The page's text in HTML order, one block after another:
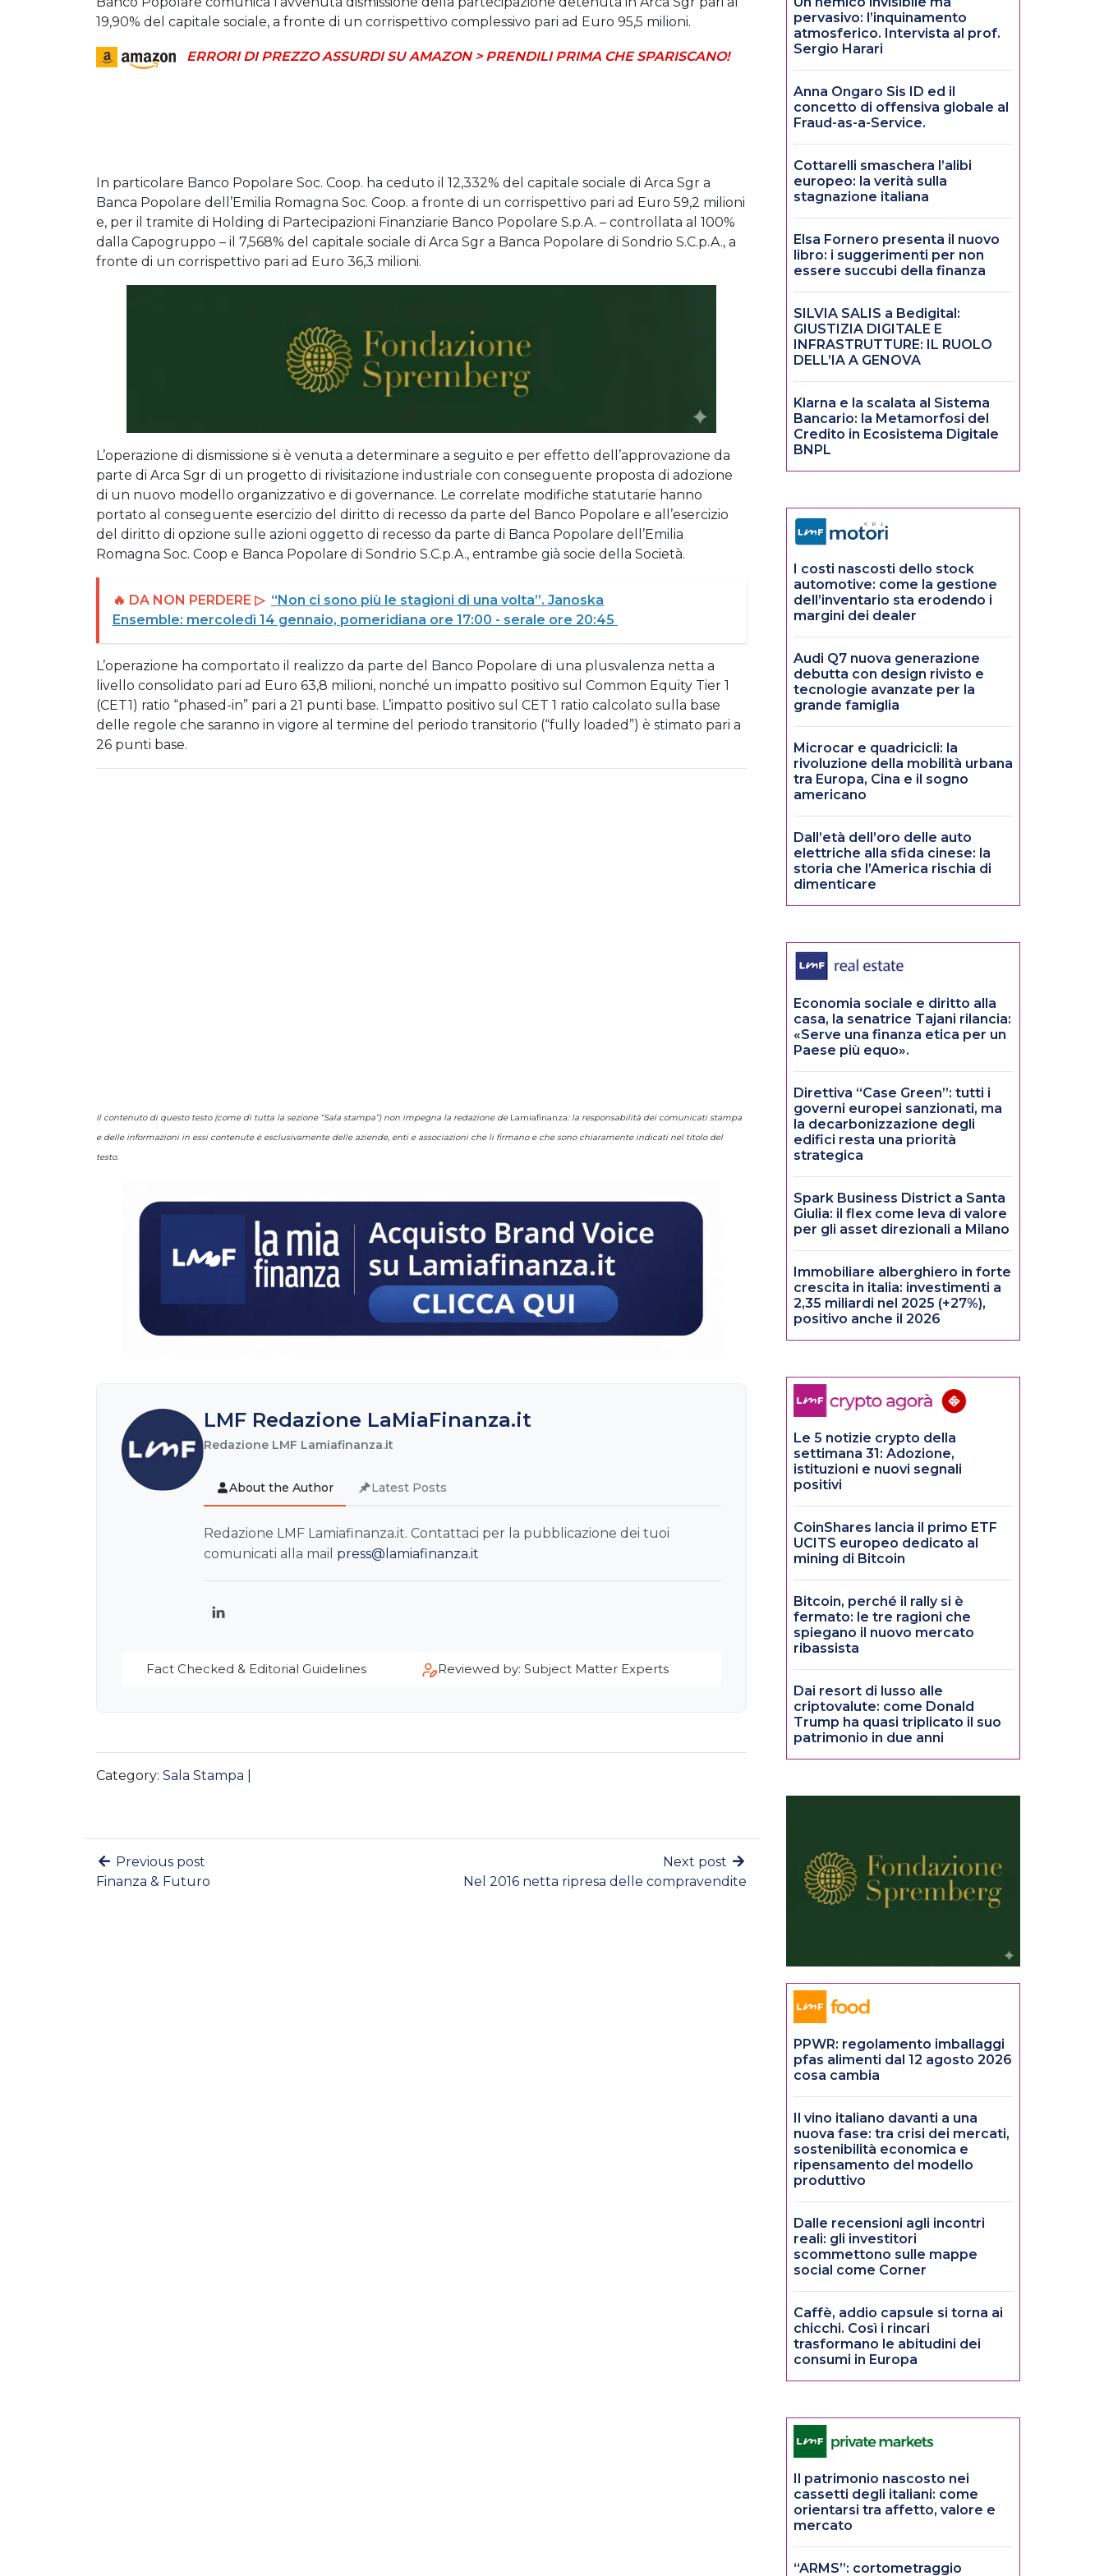
19,90% del capitale sociale, a fronte di un corrispettivo complessivo pari ad Euro 95,5 milioni.
ERRORI DI PREZZO ASSURDI SU AMAZON > PRENDILI PRIMA CHE SPARISCANO!
In particolare Banco Popolare Soc. Coop. ha ceduto il 12,332% del capitale sociale di Arca Sgr a
Banca Popolare dell’Emilia Romagna Soc. Coop. a fronte di un corrispettivo pari ad Euro 59,2 milioni
e, per il tramite di Holding di Partecipazioni Finanziarie Banco Popolare S.p.A. – controllata al 100%
dalla Capogruppo – il 7,568% del capitale sociale di Arca Sgr a Banca Popolare di Sondrio S.C.p.A., a
fronte di un corrispettivo pari ad Euro 36,3 milioni.
L’operazione di dismissione si è venuta a determinare a seguito e per effetto dell’approvazione da
parte di Arca Sgr di un progetto di rivisitazione industriale con conseguente proposta di adozione
di un nuovo modello organizzativo e di governance. Le correlate modifiche statutarie hanno
portato al conseguente esercizio del diritto di recesso da parte del Banco Popolare e all’esercizio
del diritto di opzione sulle azioni oggetto di recesso da parte di Banca Popolare dell’Emilia
Romagna Soc. Coop e Banca Popolare di Sondrio S.C.p.A., entrambe già socie della Società.
🔥 DA NON PERDERE ▷ “Non ci sono più le stagioni di una volta”. Janoska
Ensemble: mercoledì 14 gennaio, pomeridiana ore 17:00 - serale ore 20:45
L’operazione ha comportato il realizzo da parte del Banco Popolare di una plusvalenza netta a
livello consolidato pari ad Euro 63,8 milioni, nonché un impatto positivo sul Common Equity Tier 1
(CET1) ratio “phased-in” pari a 21 punti base. L’impatto positivo sul CET 1 ratio calcolato sulla base
delle regole che saranno in vigore al termine del periodo transitorio (“fully loaded”) è stimato pari a
26 punti base.
Il contenuto di questo testo (come di tutta la sezione “Sala stampa”) non impegna la redazione de Lamiafinanza: la responsabilità dei comunicati stampa
e delle informazioni in essi contenute è esclusivamente delle aziende, enti e associazioni che li firmano e che sono chiaramente indicati nel titolo del
testo.
LMF Redazione LaMiaFinanza.it
Redazione LMF Lamiafinanza.it
About the Author Latest Posts
Redazione LMF Lamiafinanza.it. Contattaci per la pubblicazione dei tuoi
comunicati alla mail press@lamiafinanza.it
LinkedIn
Fact Checked & Editorial Guidelines Reviewed by: Subject Matter Experts
Category: Sala Stampa
Previous post
Finanza & Futuro
Next post
Nel 2016 netta ripresa delle compravendite
pervasivo: l’inquinamento
atmosferico. Intervista al prof.
Sergio Harari
Anna Ongaro Sis ID ed il
concetto di offensiva globale al
Fraud-as-a-Service.
Cottarelli smaschera l’alibi
europeo: la verità sulla
stagnazione italiana
Elsa Fornero presenta il nuovo
libro: i suggerimenti per non
essere succubi della finanza
SILVIA SALIS a Bedigital:
GIUSTIZIA DIGITALE E
INFRASTRUTTURE: IL RUOLO
DELL’IA A GENOVA
Klarna e la scalata al Sistema
Bancario: la Metamorfosi del
Credito in Ecosistema Digitale
BNPL
I costi nascosti dello stock
automotive: come la gestione
dell’inventario sta erodendo i
margini dei dealer
Audi Q7 nuova generazione
debutta con design rivisto e
tecnologie avanzate per la
grande famiglia
Microcar e quadricicli: la
rivoluzione della mobilità urbana
tra Europa, Cina e il sogno
americano
Dall’età dell’oro delle auto
elettriche alla sfida cinese: la
storia che l’America rischia di
dimenticare
Economia sociale e diritto alla
casa, la senatrice Tajani rilancia:
«Serve una finanza etica per un
Paese più equo».
Direttiva “Case Green”: tutti i
governi europei sanzionati, ma
la decarbonizzazione degli
edifici resta una priorità
strategica
Spark Business District a Santa
Giulia: il flex come leva di valore
per gli asset direzionali a Milano
Immobiliare alberghiero in forte
crescita in italia: investimenti a
2,35 miliardi nel 2025 (+27%),
positivo anche il 2026
Le 5 notizie crypto della
settimana 31: Adozione,
istituzioni e nuovi segnali
positivi
CoinShares lancia il primo ETF
UCITS europeo dedicato al
mining di Bitcoin
Bitcoin, perché il rally si è
fermato: le tre ragioni che
spiegano il nuovo mercato
ribassista
Dai resort di lusso alle
criptovalute: come Donald
Trump ha quasi triplicato il suo
patrimonio in due anni
PPWR: regolamento imballaggi
pfas alimenti dal 12 agosto 2026
cosa cambia
Il vino italiano davanti a una
nuova fase: tra crisi dei mercati,
sostenibilità economica e
ripensamento del modello
produttivo
Dalle recensioni agli incontri
reali: gli investitori
scommettono sulle mappe
social come Corner
Caffè, addio capsule si torna ai
chicchi. Così i rincari
trasformano le abitudini dei
consumi in Europa
Il patrimonio nascosto nei
cassetti degli italiani: come
orientarsi tra affetto, valore e
mercato
“ARMS”: cortometraggio